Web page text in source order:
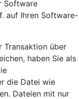
Software
auf Ihren Software-
Transaktion über
haben Sie als
die Datei wie
Dateien mit nur